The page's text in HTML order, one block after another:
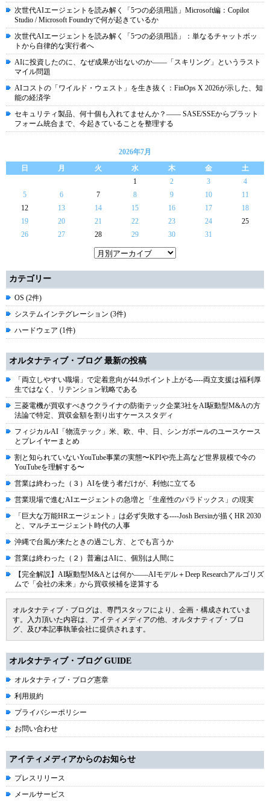
次世代AIエージェントを読み解く「5つの必須用語」Microsoft編：Copilot
Studio / Microsoft Foundryで何が起きているか
次世代AIエージェントを読み解く「5つの必須用語」：単なるチャットボッ
トから自律的な実行者へ
AIに投資したのに、なぜ成果が出ないのか――「スキリング」というラスト
マイル問題
AIコストの「ワイルド・ウェスト」を生き抜く：FinOps X 2026が示した、知
能の経済学
セキュリティ製品、何十個も入れてませんか？―― SASE/SSEからプラット
フォーム統合まで、今起きていることを整理する
2026年7月
日
月 火 水 木 金
土
1
2 3
4
5
6 7 8 9 10
11
12
13 14 15 16 17
18
19
20 21 22 23 24
25
26
27 28 29 30 31
カテゴリー
OS (2件)
システムインテグレーション (3件)
ハードウェア (1件)
オルタナティブ・ブログ 最新の投稿
「両立しやすい職場」で定着意向が44.9ポイント上がる----両立支援は福利厚
生ではなく、リテンション戦略である
三菱電機が買収すべきウクライナの防衛テック企業3社をAI駆動型M&Aの方
法論で特定、買収金額を割り出すケーススタディ
フィジカルAI「物流テック」米、欧、中、日、シンガポールのユースケース
とプレイヤーまとめ
割と知られていないYouTube事業の実態〜KPIや売上高など世界規模で今の
YouTubeを理解する〜
営業は終わった（３）AIを使う者だけが、利他に立てる
営業現場で進むAIエージェントの急増と「生産性のパラドックス」の現実
「巨大な万能HRエージェント」は必ず失敗する----Josh Bersinが描くHR 2030
と、マルチエージェント時代の人事
沖縄で台風が来たときの過ごし方、とでも言うか
営業は終わった（２）普遍はAIに、個別は人間に
【完全解説】AI駆動型M&Aとは何か――AIモデル＋Deep Researchアルゴリズ
ムで「会社の未来」から買収候補を逆算する
オルタナティブ・ブログは、専門スタッフにより、企画・構成されていま
す。入力頂いた内容は、アイティメディアの他、オルタナティブ・ブロ
グ、及び本記事執筆会社に提供されます。
オルタナティブ・ブログ GUIDE
オルタナティブ・ブログ憲章
利用規約
プライバシーポリシー
お問い合わせ
アイティメディアからのお知らせ
プレスリリース
メールサービス